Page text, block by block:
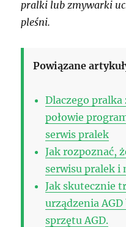
pralki lub zmywarki
pleśni.
Powiązane
Dlaczego
połowie
serwis pralek
Jak rozpoznać,
serwisu pralek i
Jak skutecznie
urządzenia
sprzętu AGD.